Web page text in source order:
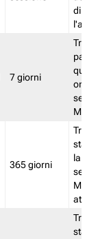
7 giorni
365 giorni
stata
la
stata